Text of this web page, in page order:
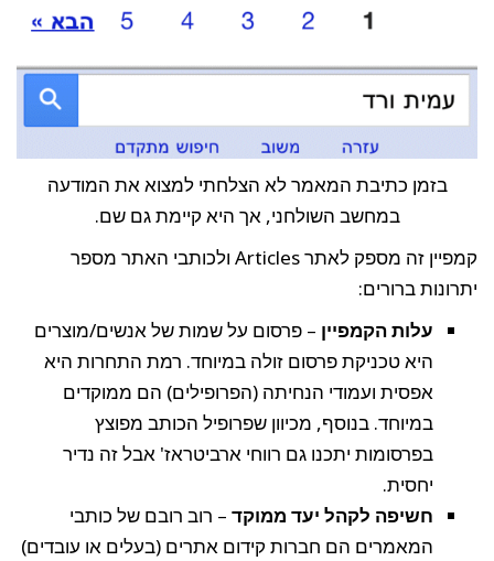
בזמן כתיבת המאמר לא הצלחתי למצוא את המודעה
במחשב השולחני, אך היא קיימת גם שם.
קמפיין זה מספק לאתר Articles ולכותבי האתר מספר
יתרונות ברורים:
עלות הקמפיין – פרסום על שמות של אנשים/מוצרים
היא טכניקת פרסום זולה במיוחד. רמת התחרות היא
אפסית ועמודי הנחיתה (הפרופילים) הם ממוקדים
במיוחד. בנוסף, מכיוון שפרופיל הכותב מפוצץ
בפרסומות יתכנו גם רווחי ארביטראז' אבל זה נדיר
יחסית.
חשיפה לקהל יעד ממוקד – רוב רובם של כותבי
המאמרים הם חברות קידום אתרים (בעלים או עובדים)